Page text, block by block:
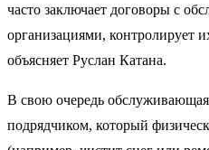
часто заключает договоры с
организациями, контролирует
объясняет Руслан Катана.
В свою очередь обслуживающая
подрядчиком, который